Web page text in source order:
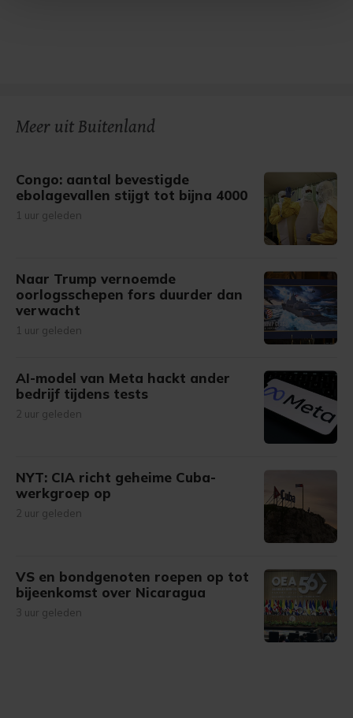
Meer uit Buitenland
Congo: aantal bevestigde
ebolagevallen stijgt tot bijna 4000
1 uur geleden
Naar Trump vernoemde
oorlogsschepen fors duurder dan
verwacht
1 uur geleden
AI-model van Meta hackt ander
bedrijf tijdens tests
2 uur geleden
NYT: CIA richt geheime Cuba-
werkgroep op
2 uur geleden
VS en bondgenoten roepen op tot
bijeenkomst over Nicaragua
3 uur geleden